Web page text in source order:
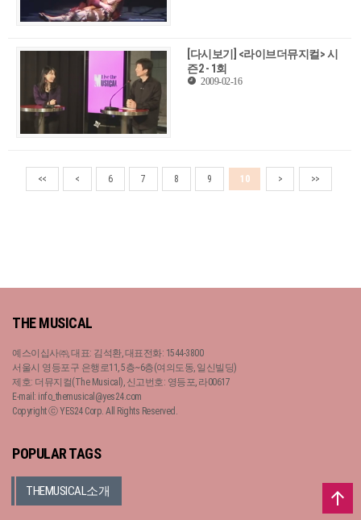
[다시보기] <라이브더뮤지컬> 시
즌2 - 1회
2009-02-16
<< < 6 7 8 9 10 > >>
THE MUSICAL
예스이십사㈜, 대표: 김석환, 대표전화: 1544-3800
서울시 영등포구 은행로11, 5층~6층(여의도동, 일신빌딩)
제호: 더뮤지컬(The Musical), 신고번호: 영등포, 라00617
E-mail: info_themusical@yes24.com
Copyright ⓒ YES24 Corp. All Rights Reserved.
POPULAR TAGS
THEMUSICAL소개